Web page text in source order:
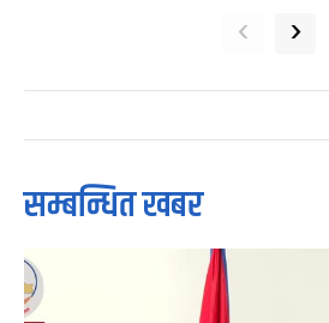
‹ ›
सम्बन्धित खबर